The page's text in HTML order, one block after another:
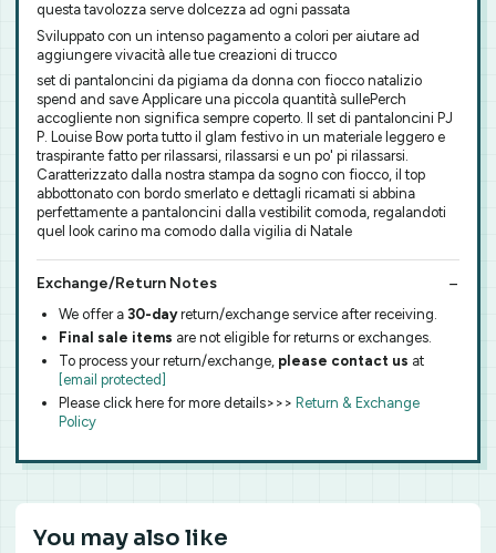
questa tavolozza serve dolcezza ad ogni passata
Sviluppato con un intenso pagamento a colori per aiutare ad
aggiungere vivacità alle tue creazioni di trucco
set di pantaloncini da pigiama da donna con fiocco natalizio
spend and save Applicare una piccola quantità sullePerch
accogliente non significa sempre coperto. Il set di pantaloncini PJ
P. Louise Bow porta tutto il glam festivo in un materiale leggero e
traspirante fatto per rilassarsi, rilassarsi e un po' pi rilassarsi.
Caratterizzato dalla nostra stampa da sogno con fiocco, il top
abbottonato con bordo smerlato e dettagli ricamati si abbina
perfettamente a pantaloncini dalla vestibilit comoda, regalandoti
quel look carino ma comodo dalla vigilia di Natale
Exchange/Return Notes
We offer a 30-dayreturn/exchange service after receiving.
Final sale items are not eligible for returns or exchanges.
To process your return/exchange, please contact us at
[email protected]
Please click here for more details>>> Return & Exchange
Policy
You may also like